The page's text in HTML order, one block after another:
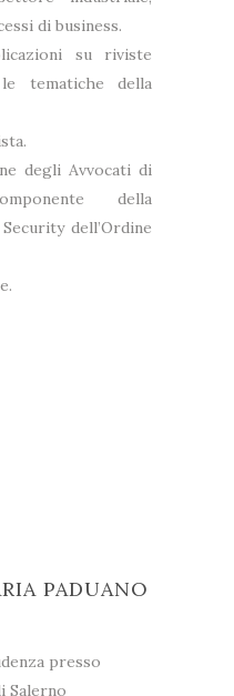
di business.
su riviste
tematiche della
degli Avvocati di
della
dell’Ordine
PADUANO
presso
Salerno